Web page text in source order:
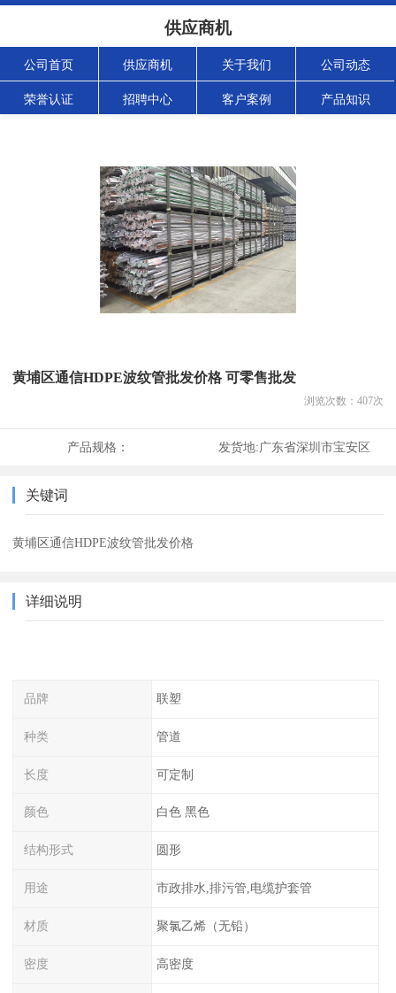
供应商机
公司首页 供应商机 关于我们 公司动态
荣誉认证 招聘中心 客户案例 产品知识
黄埔区通信HDPE波纹管批发价格 可零售批发
浏览次数： 407次
产品规格： 发货地:广东省深圳市宝安区
关键词
黄埔区通信HDPE波纹管批发价格
详细说明
品牌 联塑
种类 管道
长度 可定制
颜色 白色 黑色
结构形式 圆形
用途 市政排水,排污管,电缆护套管
材质 聚氯乙烯（无铅）
密度 高密度